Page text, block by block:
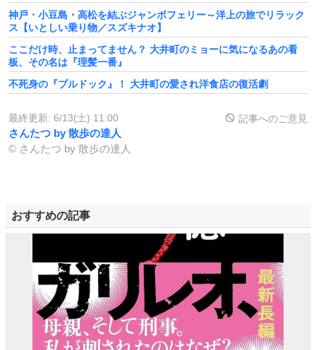
神戸・小豆島・高松を結ぶジャンボフェリー～洋上の旅でリラック
ス【いとしい乗り物／スズキナオ】
ここだけ時、止まってません？ 大井町のミョーに気になるあの看
板、その名は『理髪一番』
不死身の『ブルドック』！ 大井町の愛され洋食店の復活劇
最終更新: 6/13(土) 11:00 記事へのご意見
さんたつ by 散歩の達人
© さんたつ by 散歩の達人
おすすめの記事